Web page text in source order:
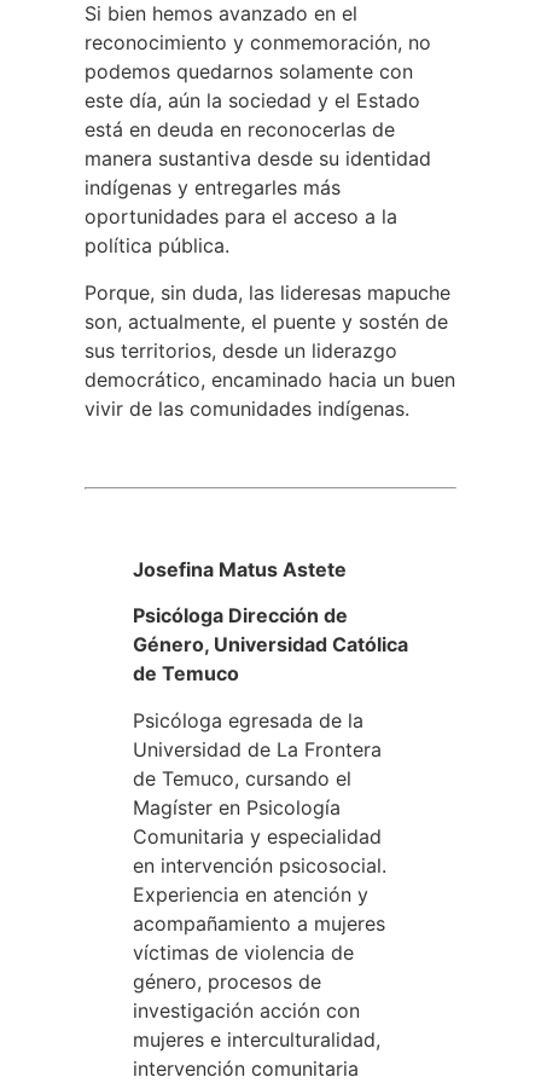
Si bien hemos avanzado en el
reconocimiento y conmemoración, no
podemos quedarnos solamente con
este día, aún la sociedad y el Estado
está en deuda en reconocerlas de
manera sustantiva desde su identidad
indígenas y entregarles más
oportunidades para el acceso a la
política pública.
Porque, sin duda, las lideresas mapuche
son, actualmente, el puente y sostén de
sus territorios, desde un liderazgo
democrático, encaminado hacia un buen
vivir de las comunidades indígenas.
Josefina Matus Astete
Psicóloga Dirección de
Género, Universidad Católica
de Temuco
Psicóloga egresada de la
Universidad de La Frontera
de Temuco, cursando el
Magíster en Psicología
Comunitaria y especialidad
en intervención psicosocial.
Experiencia en atención y
acompañamiento a mujeres
víctimas de violencia de
género, procesos de
investigación acción con
mujeres e interculturalidad,
intervención comunitaria